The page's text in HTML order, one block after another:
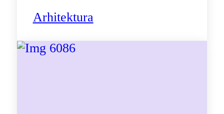
Arhitektura